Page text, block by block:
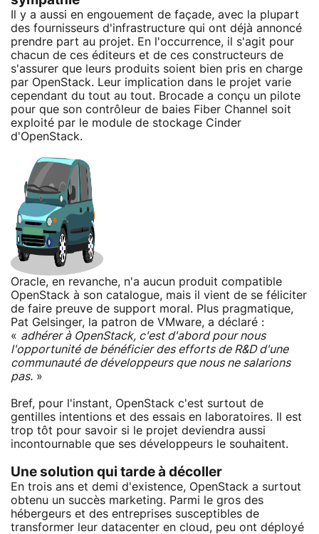
Il y a aussi en engouement de façade, avec la plupart
des fournisseurs d'infrastructure qui ont déjà annoncé
prendre part au projet. En l'occurrence, il s'agit pour
chacun de ces éditeurs et de ces constructeurs de
s'assurer que leurs produits soient bien pris en charge
par OpenStack. Leur implication dans le projet varie
cependant du tout au tout. Brocade a conçu un pilote
pour que son contrôleur de baies Fiber Channel soit
exploité par le module de stockage Cinder
d'OpenStack.
Oracle, en revanche, n'a aucun produit compatible
OpenStack à son catalogue, mais il vient de se féliciter
de faire preuve de support moral. Plus pragmatique,
Pat Gelsinger, la patron de VMware, a déclaré :
« adhérer à OpenStack, c'est d'abord pour nous
l'opportunité de bénéficier des efforts de R&D d'une
communauté de développeurs que nous ne salarions
pas. »
Bref, pour l'instant, OpenStack c'est surtout de
gentilles intentions et des essais en laboratoires. Il est
trop tôt pour savoir si le projet deviendra aussi
incontournable que ses développeurs le souhaitent.
Une solution qui tarde à décoller
En trois ans et demi d'existence, OpenStack a surtout
obtenu un succès marketing. Parmi le gros des
hébergeurs et des entreprises susceptibles de
transformer leur datacenter en cloud, peu ont déployé